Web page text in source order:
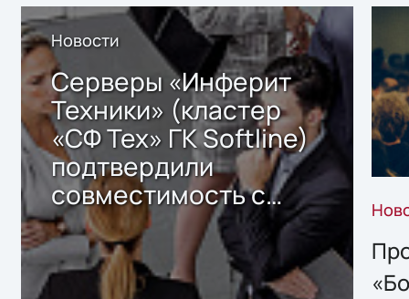
Новости
Серверы «Инферит
Техники» (кластер
«СФ Тех» ГК Softline)
подтвердили
совместимость с
решением Sharx
Storage 2.x для
хранения данных